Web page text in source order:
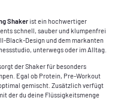
Shaker ist ein hochwertiger
schnell, sauber und klumpenfrei
Black-Design und dem markanten
unterwegs oder im Alltag.
der Shaker für besonders
Egal ob Protein, Pre-Workout
gemischt. Zusätzlich verfügt
der du deine Flüssigkeitsmenge